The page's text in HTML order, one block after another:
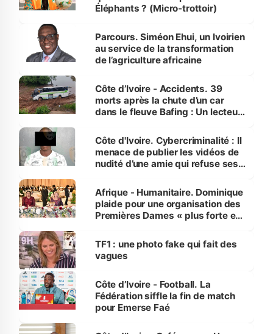
Éléphants ? (Micro-trottoir)
Parcours. Siméon Ehui, un Ivoirien
au service de la transformation
de l’agriculture africaine
Côte d’Ivoire - Accidents. 39
morts après la chute d’un car
dans le fleuve Bafing : Un lecteur
des Transports
Côte d'Ivoire. Cybercriminalité : Il
menace de publier les vidéos de
nudité d’une amie qui refuse ses
Afrique - Humanitaire. Dominique
plaide pour une organisation des
Premières Dames « plus forte et
sur la scène internationale »
TF1 : une photo fake qui fait des
vagues
Côte d’Ivoire - Football. La
Fédération siffle la fin de match
pour Emerse Faé